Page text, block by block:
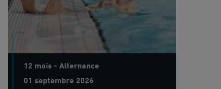
12 mois - Alternance
01 septembre 2026